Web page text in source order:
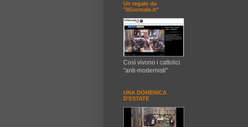
Un regalo da
"ilGiornale.it"
Così vivono i cattolici
"anti-modernisti"
UNA DOMENICA
D'ESTATE